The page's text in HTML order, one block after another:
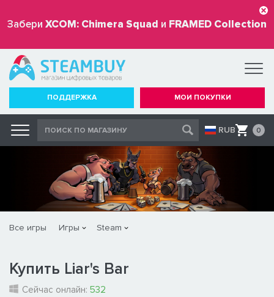
Забери XCOM: Chimera Squad и FRAMED Collection
бесплатно
ПОДДЕРЖКА МОИ ПОКУПКИ
RUB 0
Все игры Игры Steam
Купить Liar's Bar
Сейчас онлайн: 532